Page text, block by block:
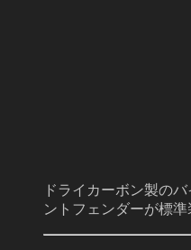
ドライカーボン製の
ントフェンダーが標準